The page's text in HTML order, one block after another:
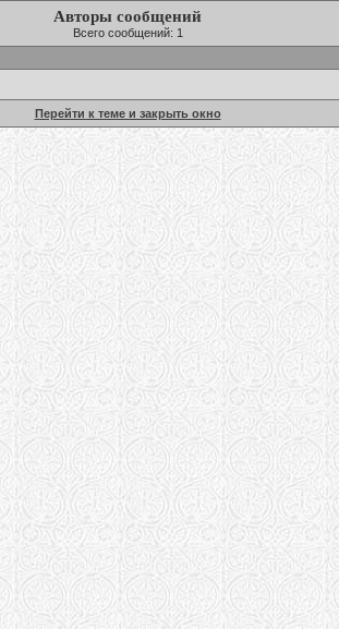
Авторы сообщений
Всего сообщений: 1
Перейти к теме и закрыть окно